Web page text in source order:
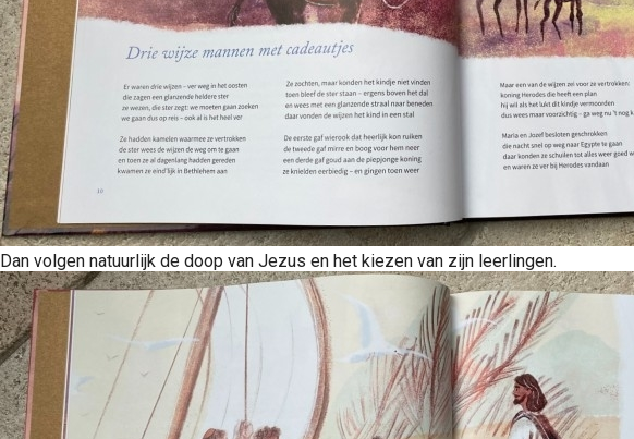
Dan volgen natuurlijk de doop van Jezus en het kiezen van zijn leerlingen.